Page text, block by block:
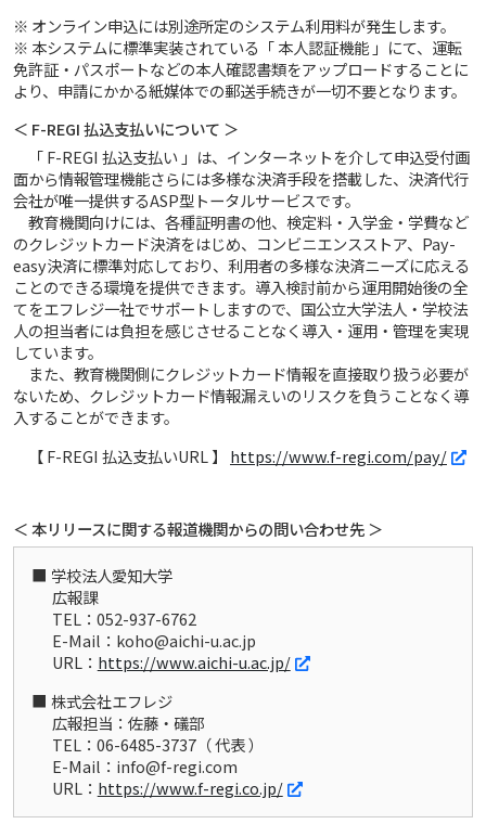
※ オンライン申込には別途所定のシステム利用料が発生します。
※ 本システムに標準実装されている「 本人認証機能 」にて、運転
免許証・パスポートなどの本人確認書類をアップロードすることに
より、申請にかかる紙媒体での郵送手続きが一切不要となります。
＜ F-REGI 払込支払いについて ＞
「 F-REGI 払込支払い 」は、インターネットを介して申込受付画
面から情報管理機能さらには多様な決済手段を搭載した、決済代行
会社が唯一提供するASP型トータルサービスです。
教育機関向けには、各種証明書の他、検定料・入学金・学費など
のクレジットカード決済をはじめ、コンビニエンスストア、Pay-
easy決済に標準対応しており、利用者の多様な決済ニーズに応える
ことのできる環境を提供できます。導入検討前から運用開始後の全
てをエフレジ一社でサポートしますので、国公立大学法人・学校法
人の担当者には負担を感じさせることなく導入・運用・管理を実現
しています。
また、教育機関側にクレジットカード情報を直接取り扱う必要が
ないため、クレジットカード情報漏えいのリスクを負うことなく導
入することができます。
【 F-REGI 払込支払いURL 】 https://www.f-regi.com/pay/
＜ 本リリースに関する報道機関からの問い合わせ先 ＞
学校法人愛知大学
広報課
TEL：052-937-6762
E-Mail：koho@aichi-u.ac.jp
URL： https://www.aichi-u.ac.jp/
株式会社エフレジ
広報担当：佐藤・礒部
TEL：06-6485-3737（ 代表 ）
E-Mail：info@f-regi.com
URL： https://www.f-regi.co.jp/